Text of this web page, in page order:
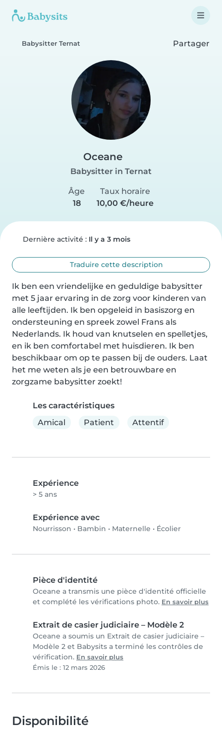
Babysitter Ternat Partager
Oceane
Babysitter in Ternat
Âge
18
Taux horaire
10,00 €/heure
Dernière activité : Il y a 3 mois
Traduire cette description
Ik ben een vriendelijke en geduldige babysitter
met 5 jaar ervaring in de zorg voor kinderen van
alle leeftijden. Ik ben opgeleid in basiszorg en
ondersteuning en spreek zowel Frans als
Nederlands. Ik houd van knutselen en spelletjes,
en ik ben comfortabel met huisdieren. Ik ben
beschikbaar om op te passen bij de ouders. Laat
het me weten als je een betrouwbare en
zorgzame babysitter zoekt!
Les caractéristiques
Amical
Patient Attentif
Expérience
> 5 ans
Expérience avec
Nourrisson • Bambin • Maternelle • Écolier
Pièce d'identité
Oceane a transmis une pièce d'identité officielle
et complété les vérifications photo. En savoir plus
Extrait de casier judiciaire – Modèle 2
Oceane a soumis un Extrait de casier judiciaire –
Modèle 2 et Babysits a terminé les contrôles de
vérification. En savoir plus
Émis le : 12 mars 2026
Disponibilité